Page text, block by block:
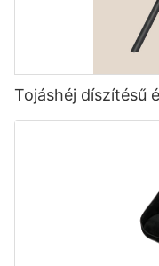
Tojáshéj díszítésű